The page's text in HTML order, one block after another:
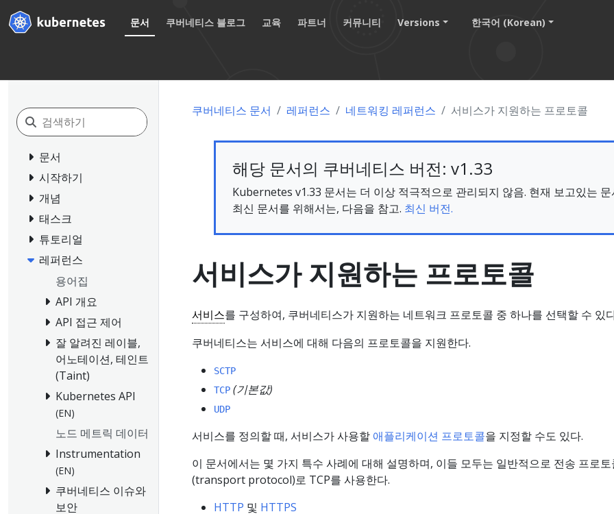
문서 쿠버네티스 블로그 교육 파트너 커뮤니티 Versions 한국어 (Korean)
문서
시작하기
개념
태스크
튜토리얼
레퍼런스
용어집
API 개요
API 접근 제어
잘 알려진 레이블,
어노테이션, 테인트
(Taint)
Kubernetes API
(EN)
노드 메트릭 데이터
Instrumentation
(EN)
쿠버네티스 이슈와
보안
쿠버네티스 문서 레퍼런스 네트워킹 레퍼런스 서비스가 지원하는 프로토콜
해당 문서의 쿠버네티스 버전: v1.33
Kubernetes v1.33 문서는 더 이상 적극적으로 관리되지 않음. 현재 보고있는
최신 문서를 위해서는, 다음을 참고. 최신 버전.
서비스가 지원하는 프로토콜
서비스를 구성하여, 쿠버네티스가 지원하는 네트워크 프로토콜 중 하나를 선택할 수 있
쿠버네티스는 서비스에 대해 다음의 프로토콜을 지원한다.
SCTP
TCP (기본값)
UDP
서비스를 정의할 때, 서비스가 사용할 애플리케이션 프로토콜을 지정할 수도 있다.
이 문서에서는 몇 가지 특수 사례에 대해 설명하며, 이들 모두는 일반적으로 전송 프로토
(transport protocol)로 TCP를 사용한다.
HTTP 및 HTTPS